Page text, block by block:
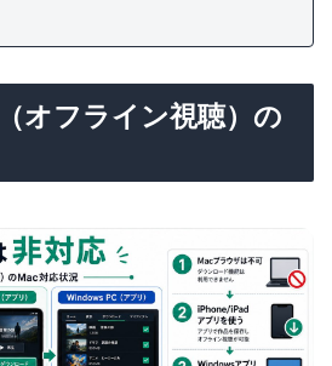
オフライン視聴）の